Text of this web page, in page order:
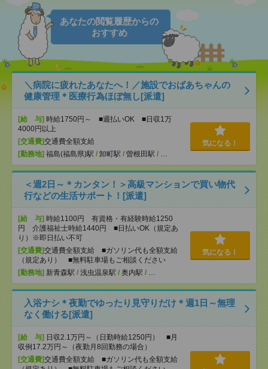
あなたの閲覧履歴からの
おすすめ
＼病院に疲れたあなたへ！／施設でおばあちゃんの
健康管理＊医療行為ほぼ無し[派遣]
[給 与] 時給1750円～ ■週払いOK ■日収1万
4000円以上
[交通費]交通費全額支給
[勤務地] 福島(福島県)駅 / 卸町駅 / 曽根田駅 / …
気になる！
＜週2日～＊カンタン！＞高級マンションで買い物代
行などの生活サポート！[派遣]
[給 与] 時給1100円 有資格・有経験時給1250
円 介護福祉士時給1440円 ■日払いOK（規定あ
り）※即日払い不可
[交通費]交通費全額支給 ■ガソリン代も全額支給
（規定あり） ■無料駐車場もご相談ください
[勤務地] 新青森駅 / 浅虫温泉駅 / 奥内駅 / …
気になる！
入浴ナシ＊夜勤でゆったり見守りだけ＊週1日～無理
なく働ける[派遣]
[給 与] 日収2.1万円～（日勤時給1250円） ■月
収例17.2万円～（夜勤月8回勤務の場合）
[交通費]交通費全額支給 ■ガソリン代も全額支給